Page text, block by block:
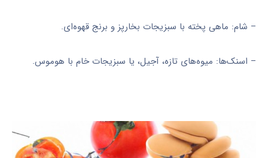
– شام: ماهی پخته با سبزیجات بخارپز و برنج قهوه‌ای.
– اسنک‌ها: میوه‌های تازه، آجیل، یا سبزیجات خام با هوموس.